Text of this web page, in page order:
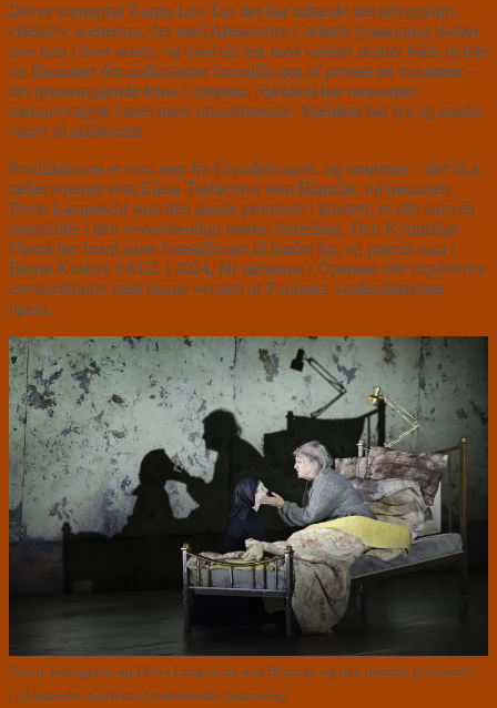
Det er scenograf Katrin Lea Tag der har udtænkt det uhyggeligt
effektive scenerum, der med Alessandro Carlettis lyssætning skaber
nye rum i hver scene, og med sin leg med vinkler skaber både dybde
og illusioner der understøtter formidlingen af presset på nonnerne –
det gennemgående tema i operaen. Sjældent har monstrøse
marmorvægge været mere intimiderende. Sjældent har lys og mørke
været så afslørende.
Produktionen er som sagt fra Glyndebourne, og sangerne – der bl.a.
tæller stjerner som Elena Tsallagova som Blanche, og mezzoen
Doris Lamprecht som den gamle priorinde i klostret, er alle som én
pragtfulde i den overordentligt mørke fortælling. Den Kongelige
Opera har bragt store forestillinger til landet før, og præcis som i
Barrie Koskys SAUL i 2024, får gæsterne i Operaen une expérience
extraordinaire med denne version af Poulencs verdensberømte
opera.
Elena Tsallagova og Doris Lamprecht som Blanche og den døende priorinde –
i Alessandro Carlettis fordoblende lyssætning.